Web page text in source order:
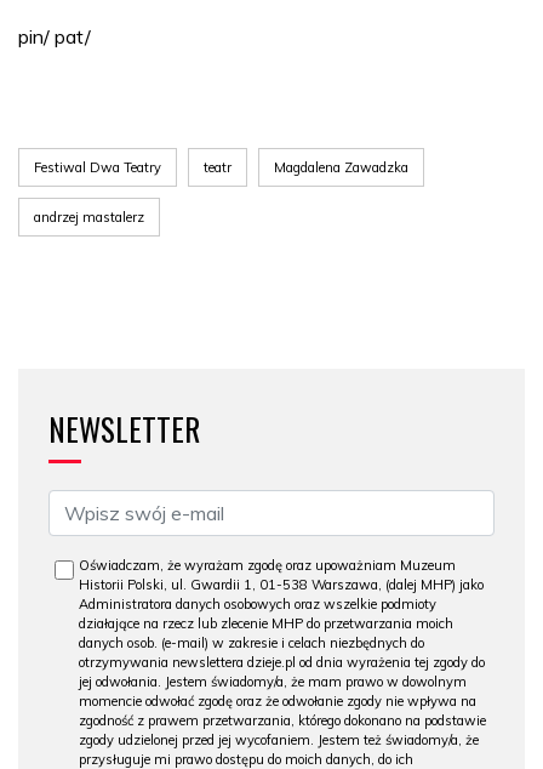
pin/ pat/
Festiwal Dwa Teatry teatr Magdalena Zawadzka
andrzej mastalerz
NEWSLETTER
Oświadczam, że wyrażam zgodę oraz upoważniam Muzeum
Historii Polski, ul. Gwardii 1, 01-538 Warszawa, (dalej MHP) jako
Administratora danych osobowych oraz wszelkie podmioty
działające na rzecz lub zlecenie MHP do przetwarzania moich
danych osob. (e-mail) w zakresie i celach niezbędnych do
otrzymywania newslettera dzieje.pl od dnia wyrażenia tej zgody do
jej odwołania. Jestem świadomy/a, że mam prawo w dowolnym
momencie odwołać zgodę oraz że odwołanie zgody nie wpływa na
zgodność z prawem przetwarzania, którego dokonano na podstawie
zgody udzielonej przed jej wycofaniem. Jestem też świadomy/a, że
przysługuje mi prawo dostępu do moich danych, do ich